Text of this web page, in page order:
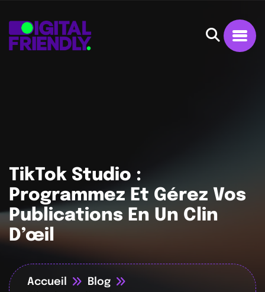
TikTok Studio :
Programmez Et Gérez Vos
Publications En Un Clin
D’œil
Accueil
Blog